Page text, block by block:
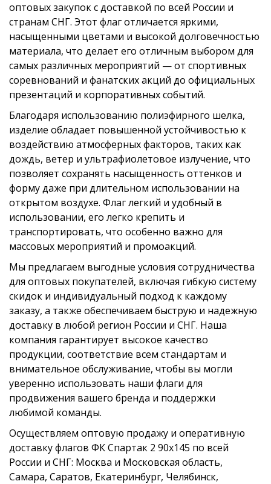
оптовых закупок с доставкой по всей России и
странам СНГ. Этот флаг отличается яркими,
насыщенными цветами и высокой долговечностью
материала, что делает его отличным выбором для
самых различных мероприятий — от спортивных
соревнований и фанатских акций до официальных
презентаций и корпоративных событий.
Благодаря использованию полиэфирного шелка,
изделие обладает повышенной устойчивостью к
воздействию атмосферных факторов, таких как
дождь, ветер и ультрафиолетовое излучение, что
позволяет сохранять насыщенность оттенков и
форму даже при длительном использовании на
открытом воздухе. Флаг легкий и удобный в
использовании, его легко крепить и
транспортировать, что особенно важно для
массовых мероприятий и промоакций.
Мы предлагаем выгодные условия сотрудничества
для оптовых покупателей, включая гибкую систему
скидок и индивидуальный подход к каждому
заказу, а также обеспечиваем быструю и надежную
доставку в любой регион России и СНГ. Наша
компания гарантирует высокое качество
продукции, соответствие всем стандартам и
внимательное обслуживание, чтобы вы могли
уверенно использовать наши флаги для
продвижения вашего бренда и поддержки
любимой команды.
Осуществляем оптовую продажу и оперативную
доставку флагов ФК Спартак 2 90х145 по всей
России и СНГ: Москва и Московская область,
Самара, Саратов, Екатеринбург, Челябинск,